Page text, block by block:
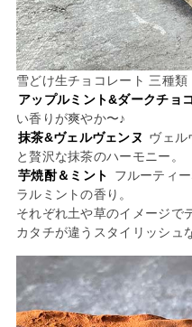
雪どけ生チョコレート 三種類
アップルミント&ダークチョ
い香りが爽やか〜♪
抹茶&ヴェルヴェンヌ ヴェル
と贅沢な抹茶のハーモニー。
芋焼酎＆ミント
フルーティ
ラルミントの香り。
それぞれ土や草のイメージで
カタチが違うスタイリッシュ